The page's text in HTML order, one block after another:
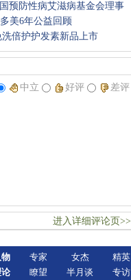
预防性病艾滋病基金会理事
美6年公益回顾
倍护护发素新品上市
中立 好评 差评
进入详细评论页>>
物
专家
瞭望
女杰
半月谈
精英
专访